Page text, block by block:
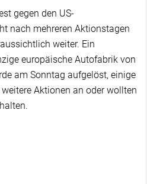
gegen den US-
nach mehreren Aktionstagen
weiter. Ein
europäische Autofabrik von
am Sonntag aufgelöst, einige
Aktionen an oder wollten